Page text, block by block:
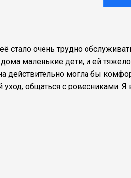
стало очень трудно
маленькие дети, и ей тяжело
действительно могла бы
уход, общаться с ровесниками. Я